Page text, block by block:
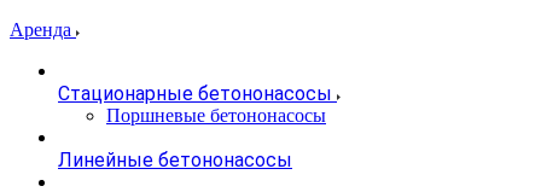
Аренда
Стационарные бетононасосы
Поршневые бетононасосы
Линейные бетононасосы